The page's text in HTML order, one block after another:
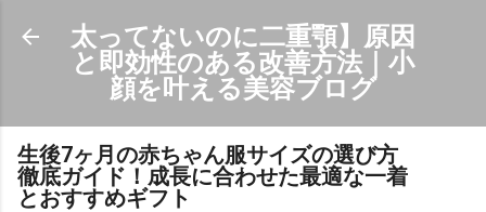
スキップしてメイン コンテンツに移動
太ってないのに二重顎】原因
と即効性のある改善方法｜小
顔を叶える美容ブログ
生後7ヶ月の赤ちゃん服サイズの選び方
徹底ガイド！成長に合わせた最適な一着
とおすすめギフト